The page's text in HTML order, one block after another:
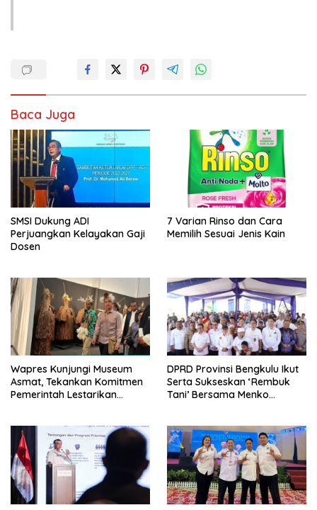
Baca Juga
SMSI Dukung ADI
Perjuangkan Kelayakan Gaji
Dosen
7 Varian Rinso dan Cara
Memilih Sesuai Jenis Kain
Wapres Kunjungi Museum
Asmat, Tekankan Komitmen
Pemerintah Lestarikan
DPRD Provinsi Bengkulu Ikut
Serta Sukseskan ‘Rembuk
Tani’ Bersama Menko